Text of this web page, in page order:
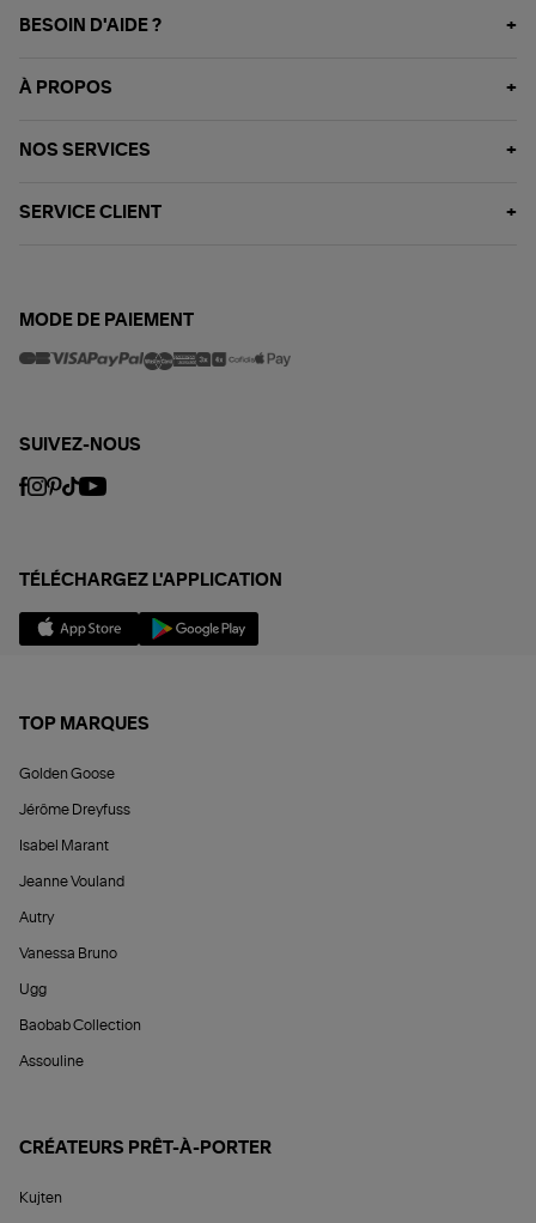
BESOIN D'AIDE ?
À PROPOS
NOS SERVICES
SERVICE CLIENT
MODE DE PAIEMENT
SUIVEZ-NOUS
TÉLÉCHARGEZ L'APPLICATION
TOP MARQUES
Golden Goose
Jérôme Dreyfuss
Isabel Marant
Jeanne Vouland
Autry
Vanessa Bruno
Ugg
Baobab Collection
Assouline
CRÉATEURS PRÊT-À-PORTER
Kujten